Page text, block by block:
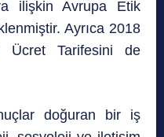
ilişkin Avrupa Etik
Ayrıca 2018
Ücret Tarifesini de
doğuran bir iş